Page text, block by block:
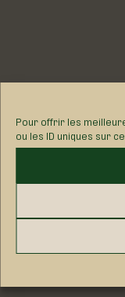
Pour offrir les
ou les ID uniques sur